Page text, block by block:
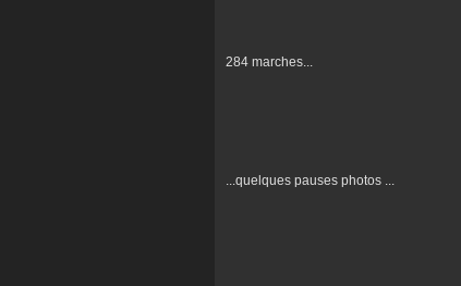
284 marches...
...quelques pauses photos ...